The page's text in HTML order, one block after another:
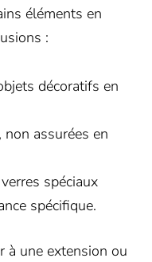
éléments en
:
décoratifs en
assurées en
spéciaux
spécifique.
à une extension ou